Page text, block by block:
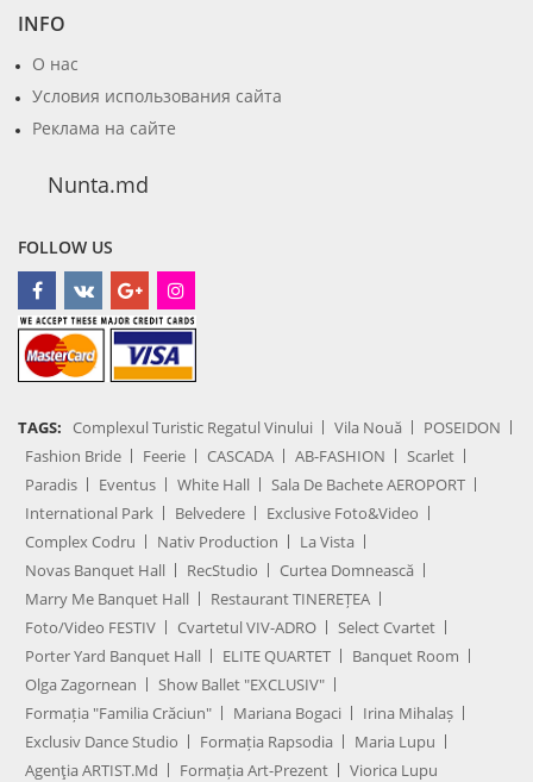
INFO
О нас
Условия использования сайта
Реклама на сайте
Nunta.md
FOLLOW US
TAGS: Complexul Turistic Regatul Vinului Vila Nouă
POSEIDON
Fashion Bride
Feerie CASCADA AB-FASHION
Scarlet
Paradis
Eventus White Hall
Sala De Bachete AEROPORT
International Park
Belvedere
Exclusive Foto&Video
Complex Codru
Nativ Production
La Vista
Novas Banquet Hall
RecStudio
Curtea Domnească
Marry Me Banquet Hall
Restaurant TINEREȚEA
Foto/Video FESTIV
Cvartetul VIV-ADRO
Select Cvartet
Porter Yard Banquet Hall
ELITE QUARTET
Banquet Room
Olga Zagornean
Show Ballet "EXCLUSIV"
Formația "Familia Crăciun"
Mariana Bogaci
Irina Mihalaș
Exclusiv Dance Studio
Formația Rapsodia
Maria Lupu
Agenţia ARTIST.md
Formația Art-Prezent Viorica Lupu